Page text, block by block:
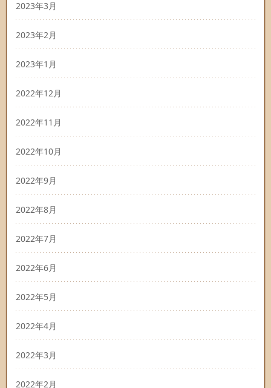
2023年3月
2023年2月
2023年1月
2022年12月
2022年11月
2022年10月
2022年9月
2022年8月
2022年7月
2022年6月
2022年5月
2022年4月
2022年3月
2022年2月